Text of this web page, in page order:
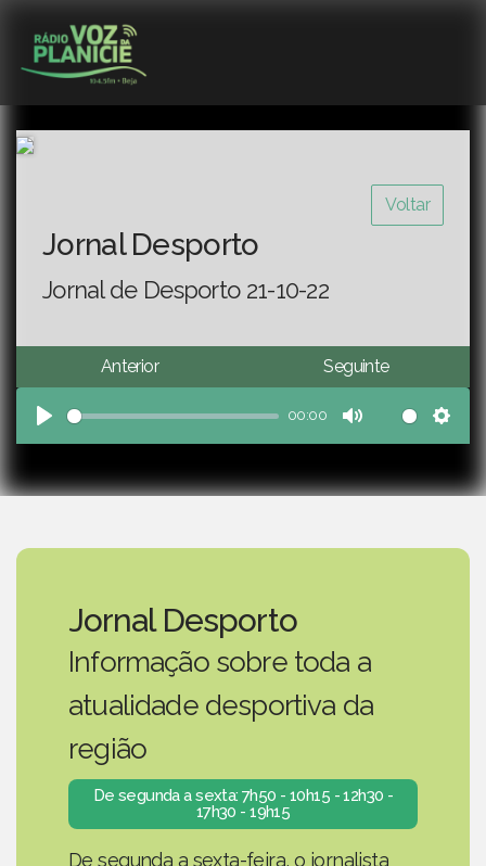
Voltar
Jornal Desporto
Jornal de Desporto 21-10-22
Anterior Seguinte
Play
00:00
Mute
Jornal Desporto
Informação sobre toda a
atualidade desportiva da
região
De segunda a sexta: 7h50 - 10h15 - 12h30 -
17h30 - 19h15
De segunda a sexta-feira, o jornalista